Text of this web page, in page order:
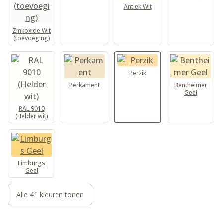
Zinkoxide Wit
(toevoeging)
Antiek Wit
RAL 9010
(Helder wit)
Perkament
Perzik
Bentheimer
Geel
Limburgs
Geel
Alle 41 kleuren tonen